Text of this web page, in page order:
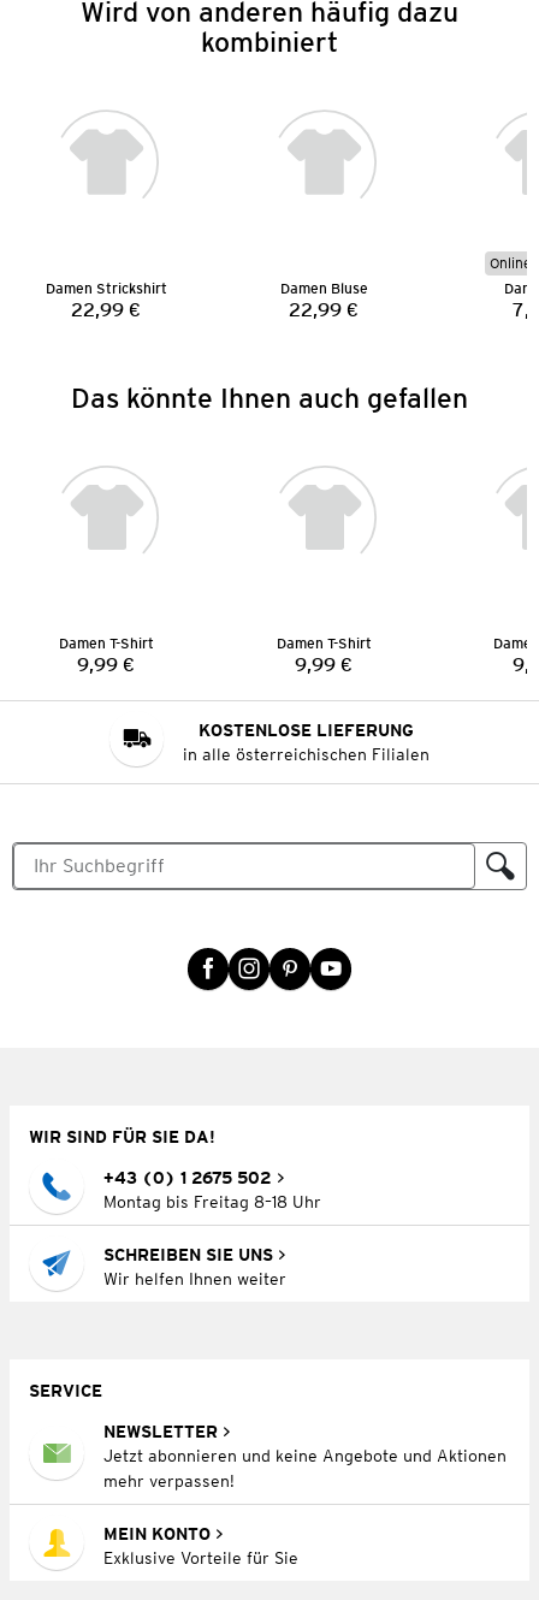
Wird von anderen häufig dazu
kombiniert
Damen Strickshirt
Preis:
22,99 €
Damen Bluse
Preis:
22,99 €
Online
Das könnte Ihnen auch gefallen
Damen T-Shirt
Preis:
9,99 €
Damen T-Shirt
Preis:
9,99 €
KOSTENLOSE LIEFERUNG
in alle österreichischen Filialen
WIR SIND FÜR SIE DA!
+43 (0) 1 2675 502
Montag bis Freitag 8–18 Uhr
SCHREIBEN SIE UNS
Wir helfen Ihnen weiter
SERVICE
NEWSLETTER
Jetzt abonnieren und keine Angebote und Aktionen
mehr verpassen!
MEIN KONTO
Exklusive Vorteile für Sie